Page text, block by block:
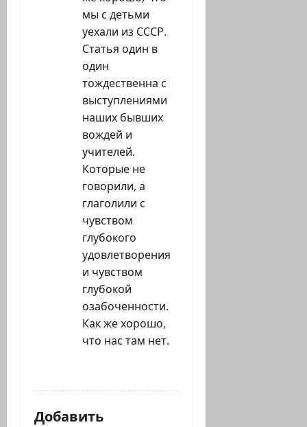
мы с детьми
уехали из СССР.
Статья один в
один
тождественна с
выступлениями
наших бывших
вождей и
учителей.
Которые не
говорили, а
глаголили с
чувством
глубокого
удовлетворения
и чувством
глубокой
озабоченности.
Как же хорошо,
что нас там нет.
Добавить